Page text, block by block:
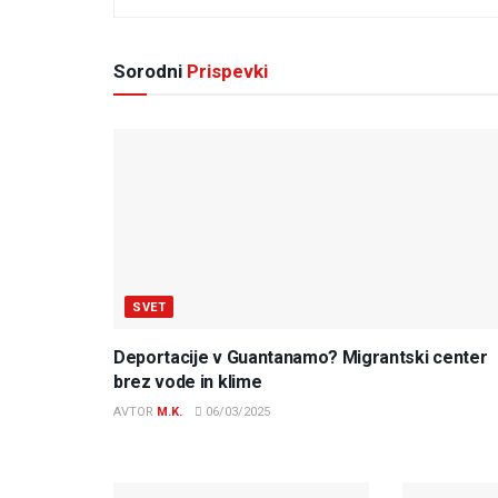
Sorodni Prispevki
SVET
Deportacije v Guantanamo? Migrantski center
brez vode in klime
AVTOR M.K. 06/03/2025